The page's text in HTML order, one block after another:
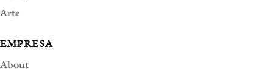
Arte
EMPRESA
About